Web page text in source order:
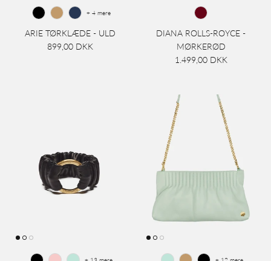
ARIE TØRKLÆDE - ULD
899,00 DKK
+ 4 mere
DIANA ROLLS-ROYCE -
MØRKERØD
1.499,00 DKK
+ 13 mere + 12 mere